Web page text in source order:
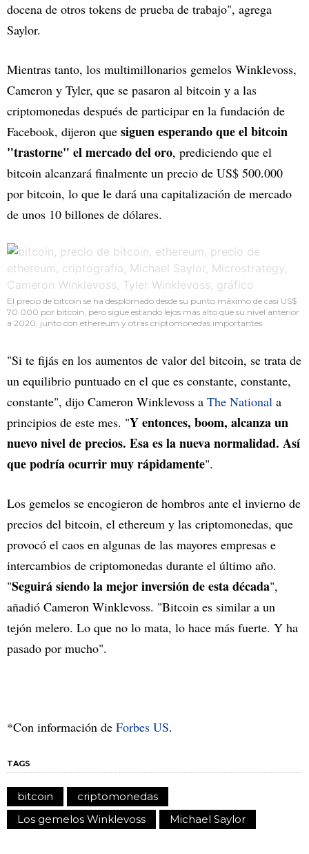
docena de otros tokens de prueba de trabajo", agrega
Saylor.
Mientras tanto, los multimillonarios gemelos Winklevoss,
Cameron y Tyler, que se pasaron al bitcoin y a las
criptomonedas después de participar en la fundación de
Facebook, dijeron que siguen esperando que el bitcoin
"trastorne" el mercado del oro, prediciendo que el
bitcoin alcanzará finalmente un precio de US$ 500.000
por bitcoin, lo que le dará una capitalización de mercado
de unos 10 billones de dólares.
El precio de bitcoin se ha desplomado desde su punto máximo de casi US$
70.000 por bitcoin, pero sigue estando lejos más alto que su nivel anterior
a 2020, junto con ethereum y otras criptomonedas importantes.
"Si te fijás en los aumentos de valor del bitcoin, se trata de
un equilibrio puntuado en el que es constante, constante,
constante", dijo Cameron Winklevoss a The National a
principios de este mes. "Y entonces, boom, alcanza un
nuevo nivel de precios. Esa es la nueva normalidad. Así
que podría ocurrir muy rápidamente".
Los gemelos se encogieron de hombros ante el invierno de
precios del bitcoin, el ethereum y las criptomonedas, que
provocó el caos en algunas de las mayores empresas e
intercambios de criptomonedas durante el último año.
"Seguirá siendo la mejor inversión de esta década",
añadió Cameron Winklevoss. "Bitcoin es similar a un
tejón melero. Lo que no lo mata, lo hace más fuerte. Y ha
pasado por mucho".
*Con información de Forbes US.
TAGS
bitcoin
criptomonedas
Los gemelos Winklevoss
Michael Saylor